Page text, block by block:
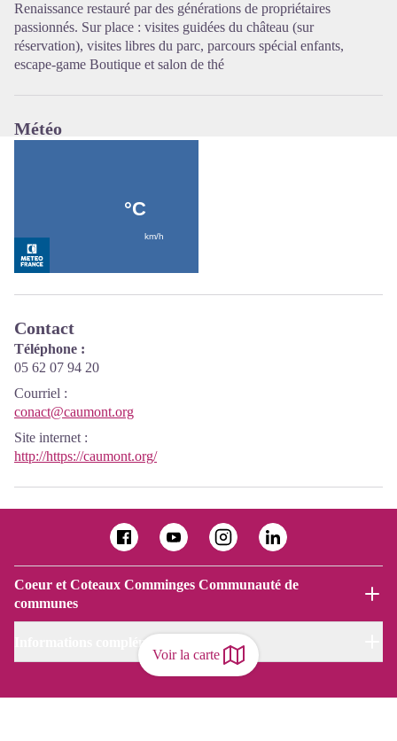
Voir la carte
Renaissance restauré par des générations de propriétaires
passionnés. Sur place : visites guidées du château (sur
réservation), visites libres du parc, parcours spécial enfants,
escape-game Boutique et salon de thé
Météo
Contact
Téléphone :
05 62 07 94 20
Courriel :
conact@caumont.org
Site internet :
http://https://caumont.org/
Coeur et Coteaux Comminges Communauté de
communes
Informations complémentaires